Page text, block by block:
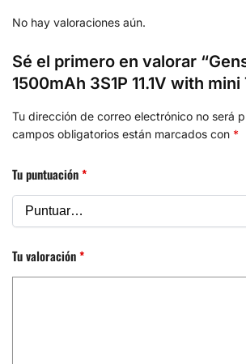
No hay valoraciones aún.
Sé el primero en valorar
1500mAh 3S1P 11.1V with
Tu dirección de correo electrónico no será
campos obligatorios están marcados con *
Tu puntuación*
Tu valoración*